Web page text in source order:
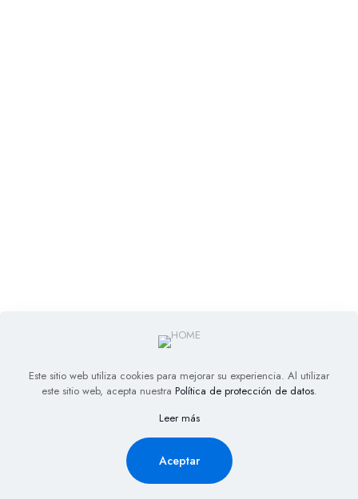
Este sitio web utiliza cookies para mejorar su experiencia. Al utilizar
este sitio web, acepta nuestra Política de protección de datos.
Leer más
Aceptar